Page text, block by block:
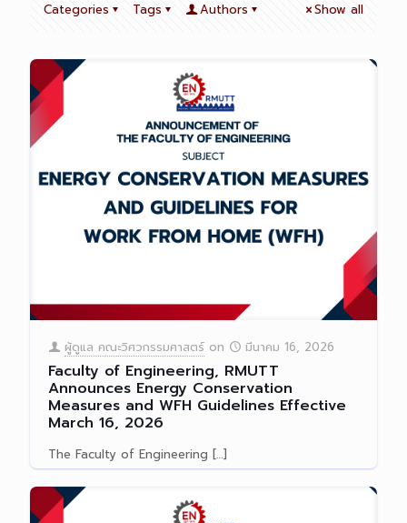
Categories Tags Authors Show all
ผู้ดูแล คณะวิศวกรรมศาสตร์ on มีนาคม 16, 2026
Faculty of Engineering, RMUTT
Announces Energy Conservation
Measures and WFH Guidelines Effective
March 16, 2026
The Faculty of Engineering […]